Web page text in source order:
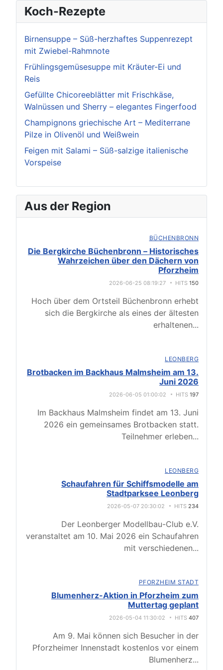
Koch-Rezepte
Birnensuppe – Süß-herzhaftes Suppenrezept
mit Zwiebel-Rahmnote
Frühlingsgemüsesuppe mit Kräuter-Ei und
Reis
Gefüllte Chicoreeblätter mit Frischkäse,
Walnüssen und Sherry – elegantes Fingerfood
Champignons griechische Art – Mediterrane
Pilze in Olivenöl und Weißwein
Feigen mit Salami – Süß-salzige italienische
Vorspeise
Aus der Region
BÜCHENBRONN
Die Bergkirche Büchenbronn – Historisches
Wahrzeichen über den Dächern von
Pforzheim
2026-06-25 08:19:27 HITS 150
Hoch über dem Ortsteil Büchenbronn erhebt
sich die Bergkirche als eines der ältesten
erhaltenen...
LEONBERG
Brotbacken im Backhaus Malmsheim am 13.
Juni 2026
2026-06-05 01:00:02 HITS 197
Im Backhaus Malmsheim findet am 13. Juni
2026 ein gemeinsames Brotbacken statt.
Teilnehmer erleben...
LEONBERG
Schaufahren für Schiffsmodelle am
Stadtparksee Leonberg
2026-05-07 20:30:02 HITS 234
Der Leonberger Modellbau-Club e.V.
veranstaltet am 10. Mai 2026 ein Schaufahren
mit verschiedenen...
PFORZHEIM STADT
Blumenherz-Aktion in Pforzheim zum
Muttertag geplant
2026-05-04 11:30:02 HITS 407
Am 9. Mai können sich Besucher in der
Pforzheimer Innenstadt kostenlos vor einem
Blumenherz...